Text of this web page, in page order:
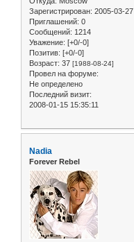
Зарегистрирован: 2005-03-27
Приглашений: 0
Сообщений: 1214
Уважение: [+0/-0]
Позитив: [+0/-0]
Возраст: 37 [1988-08-24]
Провел на форуме:
Не определено
Последний визит:
2008-01-15 15:35:11
Nadia
Forever Rebel